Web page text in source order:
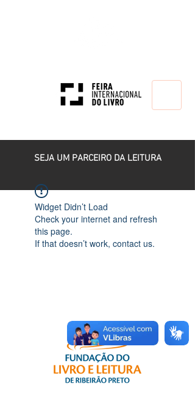
SEJA UM PARCEIRO DA LEITURA
Widget Didn’t Load
Check your internet and refresh
this page.
If that doesn’t work, contact us.